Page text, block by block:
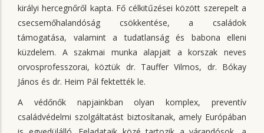
királyi hercegnőről kapta. Fő célkitűzései között szerepelt a
csecsemőhalandóság csökkentése, a családok
támogatása, valamint a tudatlanság és babona elleni
küzdelem. A szakmai munka alapjait a korszak neves
orvosprofesszorai, köztük dr. Tauffer Vilmos, dr. Bókay
János és dr. Heim Pál fektették le.
A védőnők napjainkban olyan komplex, preventív
családvédelmi szolgáltatást biztosítanak, amely Európában